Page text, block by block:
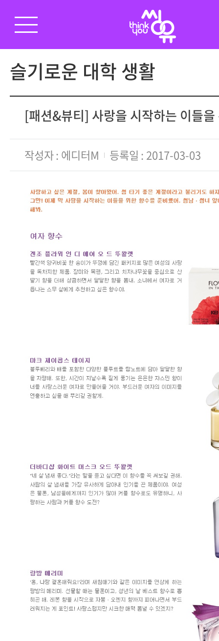
슬기로운 대학 생활
[패션&뷰티] 사랑을 시작하는 이들을
작성자 에디터M 등록일 2017-03-03